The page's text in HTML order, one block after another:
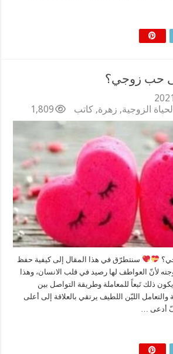
حب زوجي؟
الزوجية, زهرة, كاتب 1,809
سنتطرّق في هذا المقال إلى كيفية حفظ
لأنّ العواطف لها رصيد في قلب الانسان، وهذا
ذلك تَبعاً للمعاملة وطريقة التواصل بين
والتعامل الليّن اللطيف يرتقي بالعلاقة إلى أعلى
أدعى …